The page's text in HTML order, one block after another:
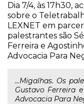
Dia 7/4, às 17h30,
sobre o
LEXNET em
palestrantes são
Ferreira e
Advocacia Para
...Migalhas. Os
Gustavo Ferreira
Advocacia Para